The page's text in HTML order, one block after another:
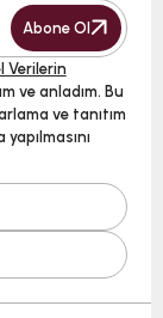
Abone Ol
Verilerin
ve anladım. Bu
ve tanıtım